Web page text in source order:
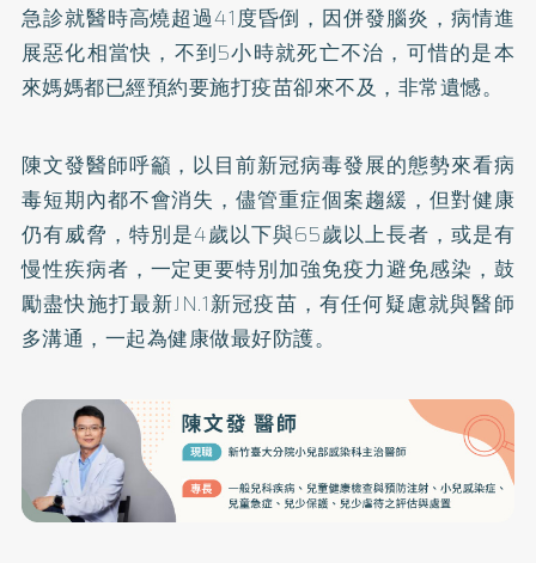
急診就醫時高燒超過41度昏倒，因併發腦炎，病情進
展惡化相當快，不到5小時就死亡不治，可惜的是本
來媽媽都已經預約要施打疫苗卻來不及，非常遺憾。
陳文發醫師呼籲，以目前新冠病毒發展的態勢來看病
毒短期內都不會消失，儘管重症個案趨緩，但對健康
仍有威脅，特別是4歲以下與65歲以上長者，或是有
慢性疾病者，一定更要特別加強免疫力避免感染，鼓
勵盡快施打最新JN.1新冠疫苗，有任何疑慮就與醫師
多溝通，一起為健康做最好防護。